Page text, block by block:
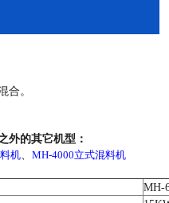
合。
外的其它机型：
机、 MH-4000立式混料机
MH-